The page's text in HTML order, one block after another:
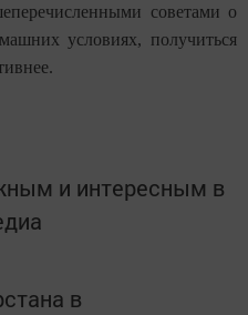
советами о
условиях, получиться
и интересным в
в